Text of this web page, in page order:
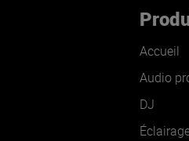
Accueil
Audio
DJ